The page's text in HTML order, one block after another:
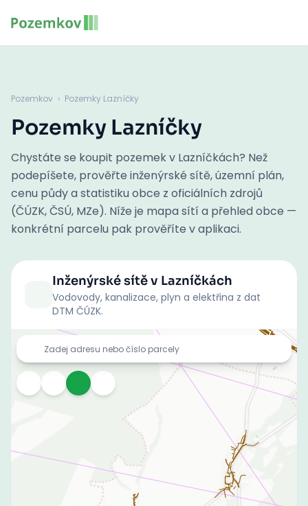
Pozemkov › Pozemky Lazníčky
Pozemky Lazníčky
Chystáte se koupit pozemek v Lazníčkách? Než
podepíšete, prověřte inženýrské sítě, územní plán,
cenu půdy a statistiku obce z oficiálních zdrojů
(ČÚZK, ČSÚ, MZe). Níže je mapa sítí a přehled obce —
konkrétní parcelu pak prověříte v aplikaci.
Inženýrské sítěv Lazníčkách
Vodovody, kanalizace, plyn a elektřina z dat
DTM ČÚZK.